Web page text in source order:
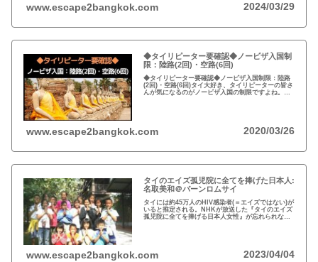
www.escape2bangkok.com 2024/03/29
◆タイリピーター要確認◆ノービザ入国制
限：陸路(2回)・空路(6回)
◆タイリピーター要確認◆ノービザ入国制限：陸路
(2回)・空路(6回)タイ大好き、タイリピーターの皆さ
んが気になるのがノービザ入国の制限ですよね。近
www.escape2bangkok.com 2020/03/26
タイのエイズ孤児院に全てを捧げた日本人:
名取美和＠バーンロムサイ
タイには約45万人のHIV感染者(＝エイズではない)が
いると推定される。NHKが放送した『タイのエイズ
孤児院に全てを捧げる日本人女性』が忘れられな
www.escape2bangkok.com 2023/04/04